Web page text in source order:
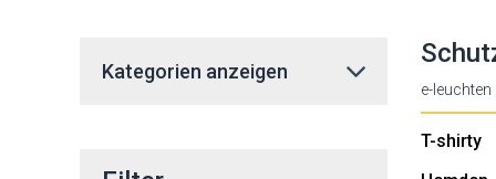
e-leuchten
T-shirty
Kategorien anzeigen